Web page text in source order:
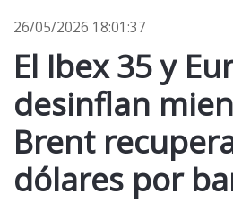
26/05/2026 18:01:37
El Ibex 35 y
desinflan
Brent
dólares por